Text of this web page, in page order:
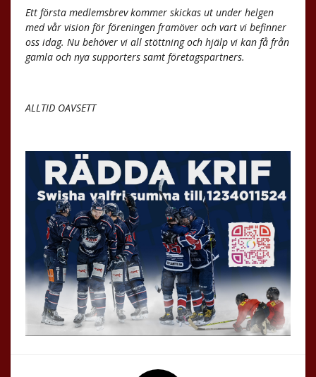
Ett första medlemsbrev kommer skickas ut under helgen
med vår vision för föreningen framöver och vart vi befinner
oss idag. Nu behöver vi all stöttning och hjälp vi kan få från
gamla och nya supporters samt företagspartners.
ALLTID OAVSETT